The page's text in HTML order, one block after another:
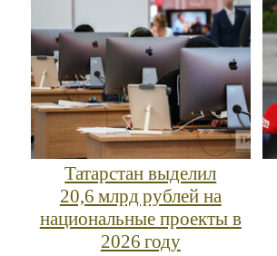
Татарстан выделил
20,6 млрд рублей на
национальные проекты в
2026 году